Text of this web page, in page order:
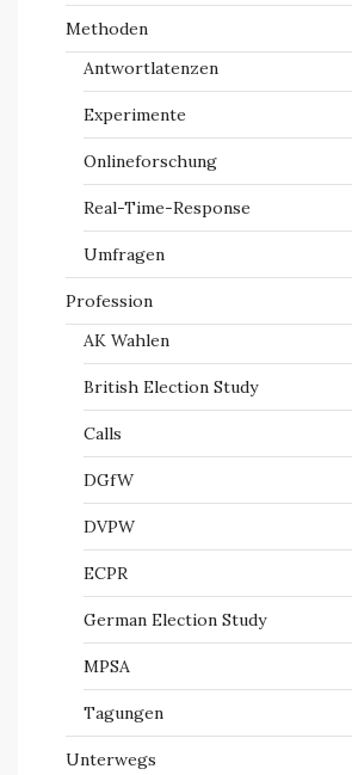
Methoden
Antwortlatenzen
Experimente
Onlineforschung
Real-Time-Response
Umfragen
Profession
AK Wahlen
British Election Study
Calls
DGfW
DVPW
ECPR
German Election Study
MPSA
Tagungen
Unterwegs